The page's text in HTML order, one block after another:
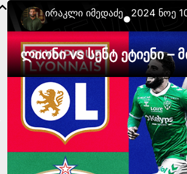
Ირაკლი Იმედაძე●2024 ნოე
ლიონი vs სენტ ეტიენი –